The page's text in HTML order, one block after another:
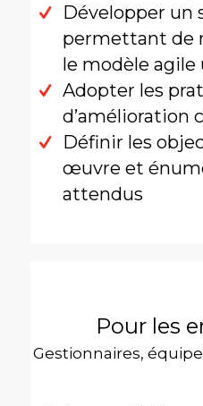
Développer un
permettant de
le modèle agile
Adopter les
d’amélioration
Définir les
œuvre et
attendus
Pour les
Gestionnaires,